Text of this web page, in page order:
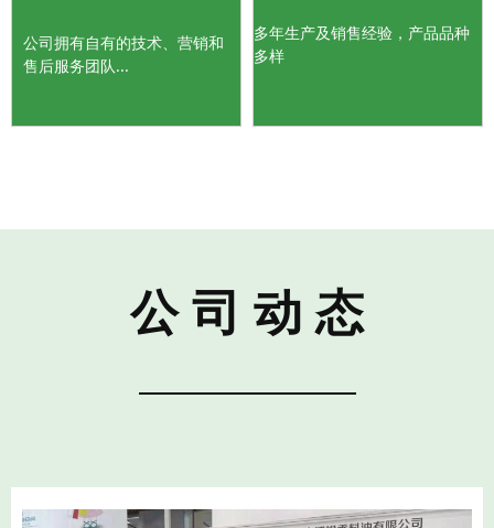
公 司 动 态
多年生产及销售经验，产品品种
多样
公司拥有自有的技术、营销和
售后服务团队...